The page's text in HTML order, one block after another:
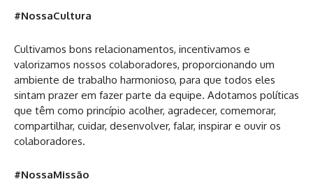
#NossaCultura
Cultivamos bons relacionamentos, incentivamos e
valorizamos nossos colaboradores, proporcionando um
ambiente de trabalho harmonioso, para que todos eles
sintam prazer em fazer parte da equipe. Adotamos políticas
que têm como princípio acolher, agradecer, comemorar,
compartilhar, cuidar, desenvolver, falar, inspirar e ouvir os
colaboradores.
#NossaMissão